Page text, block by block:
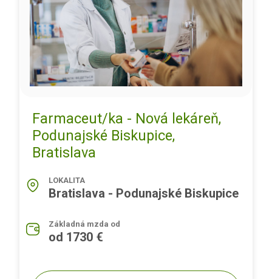
Farmaceut/ka - Nová lekáreň,
Podunajské Biskupice,
Bratislava
LOKALITA
Bratislava - Podunajské Biskupice
Základná mzda od
od 1730 €